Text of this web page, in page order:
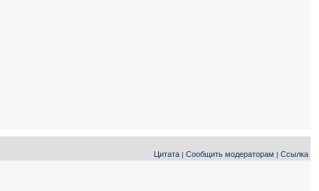
Цитата | Сообщить модераторам | Ссылка